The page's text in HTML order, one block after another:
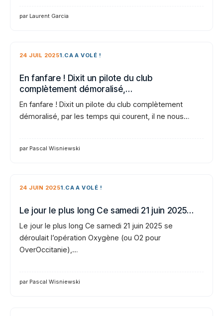
par Laurent Garcia
24 JUIL 20251.CA A VOLÉ !
En fanfare ! Dixit un pilote du club
complètement démoralisé,…
En fanfare ! Dixit un pilote du club complètement
démoralisé, par les temps qui courent, il ne nous…
par Pascal Wisniewski
24 JUIN 20251.CA A VOLÉ !
Le jour le plus long Ce samedi 21 juin 2025…
Le jour le plus long Ce samedi 21 juin 2025 se
déroulait l’opération Oxygène (ou O2 pour
OverOccitanie),…
par Pascal Wisniewski